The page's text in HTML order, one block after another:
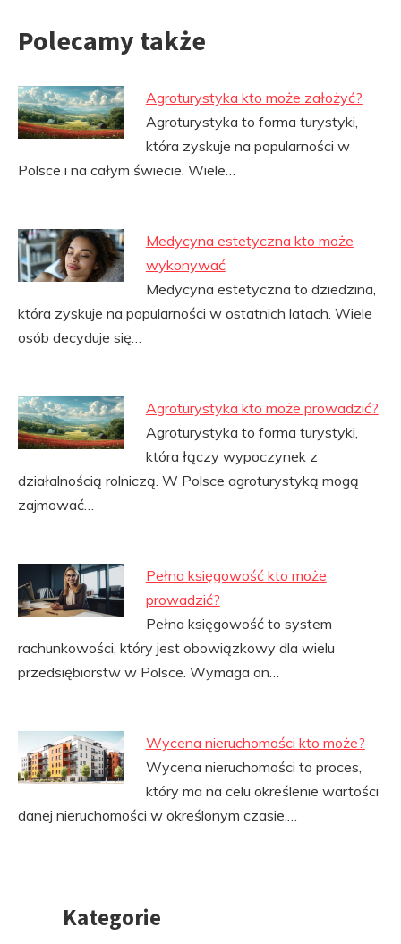
Polecamy także
Agroturystyka kto może założyć?
Agroturystyka to forma turystyki,
która zyskuje na popularności w
Polsce i na całym świecie. Wiele…
Medycyna estetyczna kto może
wykonywać
Medycyna estetyczna to dziedzina,
która zyskuje na popularności w ostatnich latach. Wiele
osób decyduje się…
Agroturystyka kto może prowadzić?
Agroturystyka to forma turystyki,
która łączy wypoczynek z
działalnością rolniczą. W Polsce agroturystyką mogą
zajmować…
Pełna księgowość kto może
prowadzić?
Pełna księgowość to system
rachunkowości, który jest obowiązkowy dla wielu
przedsiębiorstw w Polsce. Wymaga on…
Wycena nieruchomości kto może?
Wycena nieruchomości to proces,
który ma na celu określenie wartości
danej nieruchomości w określonym czasie.…
PrzejdźKategorie